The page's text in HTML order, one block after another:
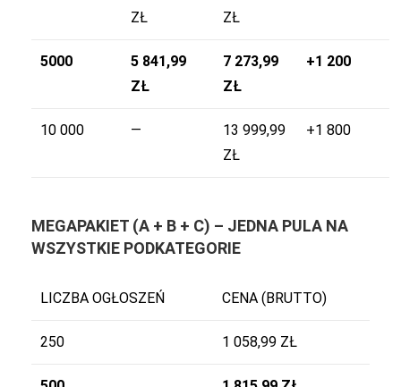
ZŁ
ZŁ
5000
5 841,99
ZŁ
7 273,99
ZŁ
+1 200
10 000 —
13 999,99
ZŁ
+1 800
MEGAPAKIET (A + B + C) – JEDNA PULA NA
WSZYSTKIE PODKATEGORIE
LICZBA OGŁOSZEŃ CENA (BRUTTO)
250 1 058,99 ZŁ